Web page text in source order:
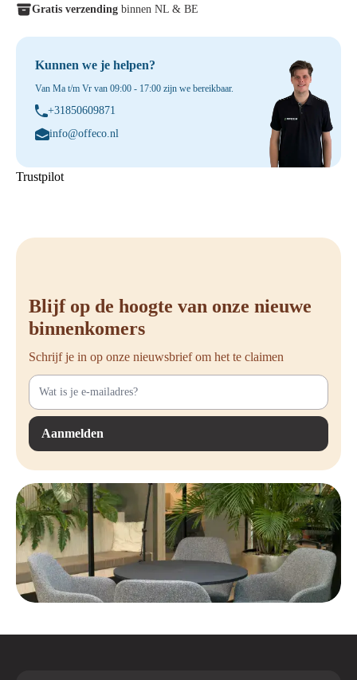
Gratis verzending binnen NL & BE
Kunnen we je helpen?
Van Ma t/m Vr van 09:00 - 17:00 zijn we bereikbaar.
+31850609871
info@offeco.nl
Trustpilot
Blijf op de hoogte van onze nieuwe
binnenkomers
Schrijf je in op onze nieuwsbrief om het te claimen
Aanmelden